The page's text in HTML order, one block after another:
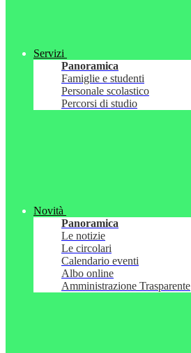
Servizi
Panoramica
Famiglie e studenti
Personale scolastico
Percorsi di studio
Novità
Panoramica
Le notizie
Le circolari
Calendario eventi
Albo online
Amministrazione Trasparente